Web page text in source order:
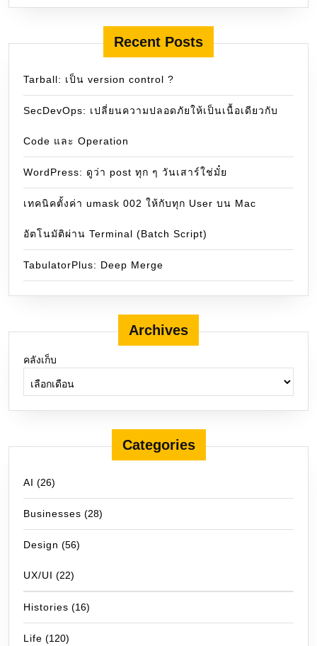
Recent Posts
Tarball: เป็น version control ?
SecDevOps: เปลี่ยนความปลอดภัยให้เป็นเนื้อเดียวกับ
Code และ Operation
WordPress: ดูว่า post ทุก ๆ วันเสาร์ใช่มั๋ย
เทคนิคตั้งค่า umask 002 ให้กับทุก User บน Mac
อัตโนมัติผ่าน Terminal (Batch Script)
TabulatorPlus: Deep Merge
Archives
คลังเก็บ
Categories
AI (26)
Businesses (28)
Design (56)
UX/UI (22)
Histories (16)
Life (120)